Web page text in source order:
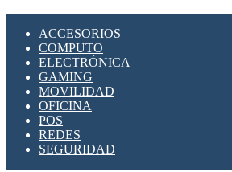
ACCESORIOS
COMPUTO
ELECTRÓNICA
GAMING
MOVILIDAD
OFICINA
POS
REDES
SEGURIDAD